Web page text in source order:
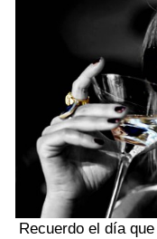
Recuerdo el día